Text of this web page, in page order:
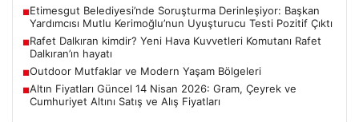
■Etimesgut Belediyesi’nde Soruşturma Derinleşiyor: Başkan
Yardımcısı Mutlu Kerimoğlu’nun Uyuşturucu Testi Pozitif Çıktı
■Rafet Dalkıran kimdir? Yeni Hava Kuvvetleri Komutanı Rafet
Dalkıran’ın hayatı
■Outdoor Mutfaklar ve Modern Yaşam Bölgeleri
■Altın Fiyatları Güncel 14 Nisan 2026: Gram, Çeyrek ve
Cumhuriyet Altını Satış ve Alış Fiyatları